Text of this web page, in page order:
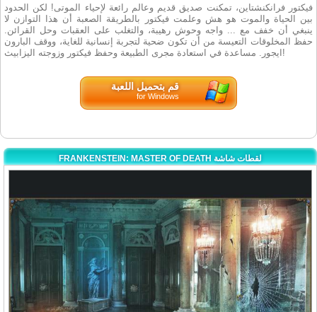
فيكتور فرانكنشتاين، تمكنت صديق قديم وعالم رائعة لإحياء الموتى! لكن الحدود
بين الحياة والموت هو هش وعلمت فيكتور بالطريقة الصعبة أن هذا التوازن لا
ينبغي أن خفف مع ... واجه وحوش رهيبة، والتغلب على العقبات وحل القرائن.
حفظ المخلوقات التعيسة من أن تكون ضحية لتجربة إنسانية للغاية، ووقف البارون
ايجور. مساعدة في استعادة مجرى الطبيعة وحفظ فيكتور وزوجته اليزابيث!
قم بتحميل اللعبة
for Windows
FRANKENSTEIN: MASTER OF DEATH لقطات شاشة